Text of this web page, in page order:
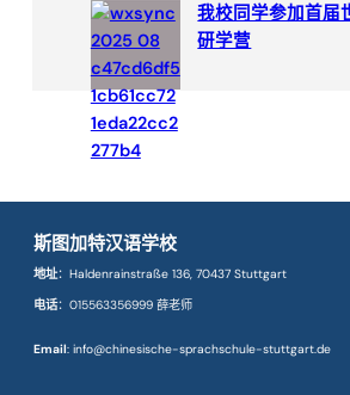
我校同学参加首届
研学营
斯图加特汉语学校
地址：Haldenrainstraße 136, 70437 Stuttgart
电话：015563356999 薛老师
Email: info@chinesische-sprachschule-stuttgart.de